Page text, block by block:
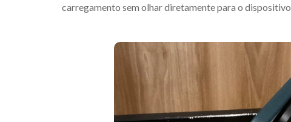
carregamento sem olhar diretamente para o dispositivo.